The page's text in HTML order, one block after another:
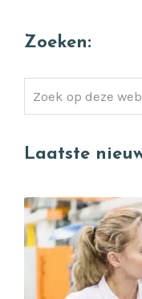
Zoeken:
Zoek
op
website
Laatste
Quality